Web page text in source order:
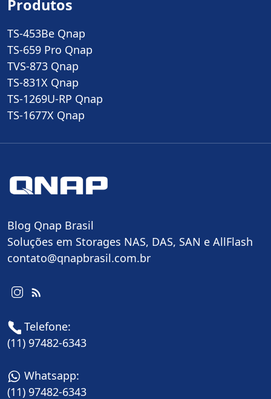
Produtos
TS-453Be Qnap
TS-659 Pro Qnap
TVS-873 Qnap
TS-831X Qnap
TS-1269U-RP Qnap
TS-1677X Qnap
Blog Qnap Brasil
Soluções em Storages NAS, DAS, SAN e AllFlash
contato@qnapbrasil.com.br
Telefone:
(11) 97482-6343
Whatsapp:
(11) 97482-6343